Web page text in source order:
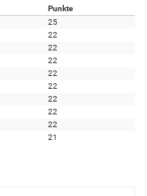
Punkte
25
22
22
22
22
22
22
22
22
21